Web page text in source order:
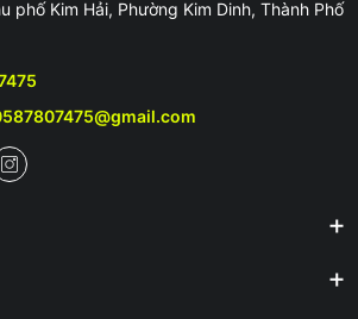
phố Kim Hải, Phường Kim Dinh, Thành Phố